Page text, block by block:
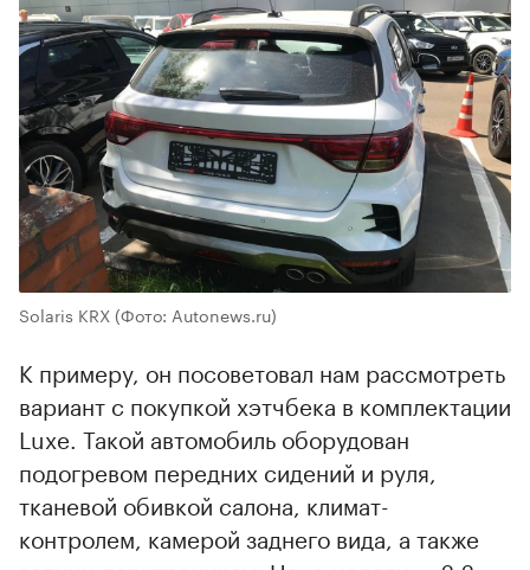
Solaris KRX(Фото: Autonews.ru)
К примеру, он посоветовал нам рассмотреть
вариант с покупкой хэтчбека в комплектации
Luxe. Такой автомобиль оборудован
подогревом передних сидений и руля,
тканевой обивкой салона, климат-
контролем, камерой заднего вида, а также